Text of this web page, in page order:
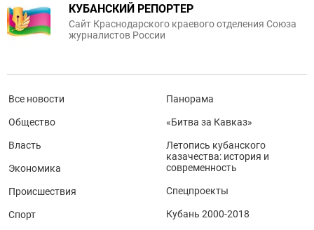
КУБАНСКИЙ РЕПОРТЕР
Сайт Краснодарского краевого отделения Союза
журналистов России
Все новости
Общество
Власть
Экономика
Происшествия
Спорт
Панорама
«Битва за Кавказ»
Летопись кубанского
казачества: история и
современность
Спецпроекты
Кубань 2000-2018